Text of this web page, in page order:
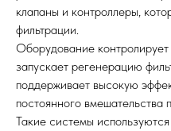
клапаны и контроллеры,
фильтрации.
Оборудование
запускает регенерацию
поддерживает высокую
постоянного вмешательства
Такие системы